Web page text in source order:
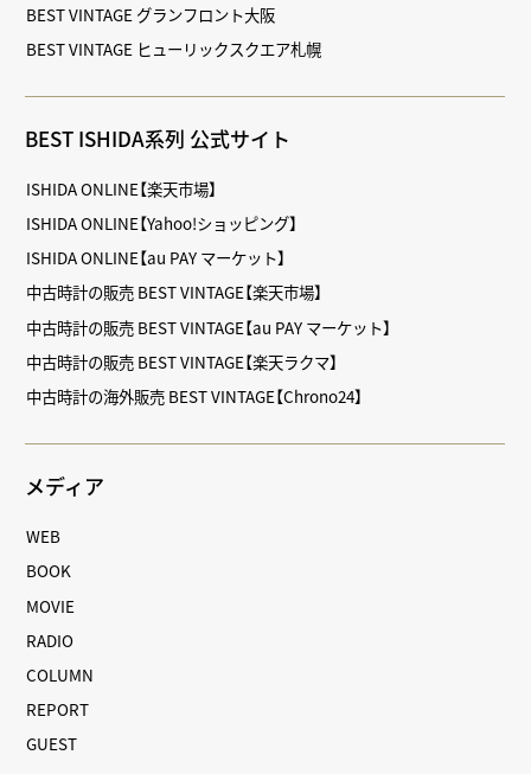
BEST VINTAGE グランフロント大阪
BEST VINTAGE ヒューリックスクエア札幌
BEST ISHIDA系列 公式サイト
ISHIDA ONLINE【楽天市場】
ISHIDA ONLINE【Yahoo!ショッピング】
ISHIDA ONLINE【au PAY マーケット】
中古時計の販売 BEST VINTAGE【楽天市場】
中古時計の販売 BEST VINTAGE【au PAY マーケット】
中古時計の販売 BEST VINTAGE【楽天ラクマ】
中古時計の海外販売 BEST VINTAGE【Chrono24】
メディア
WEB
BOOK
MOVIE
RADIO
COLUMN
REPORT
GUEST